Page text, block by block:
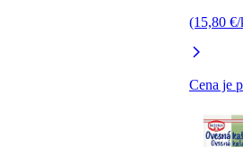
(15,80
Cena je